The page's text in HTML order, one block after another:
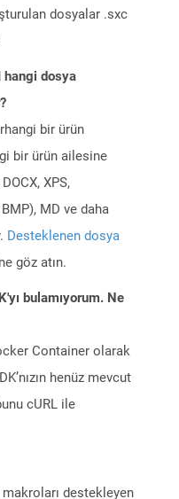
dosyalar .sxc
hangi dosya
bir ürün
bir ürün ailesine
XPS,
MD ve daha
Desteklenen dosya
göz atın.
bulamıyorum. Ne
Container olarak
henüz mevcut
cURL ile
makroları destekleyen